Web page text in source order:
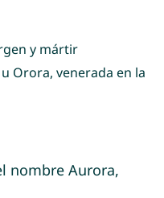
y mártir
Orora, venerada en la
nombre Aurora,